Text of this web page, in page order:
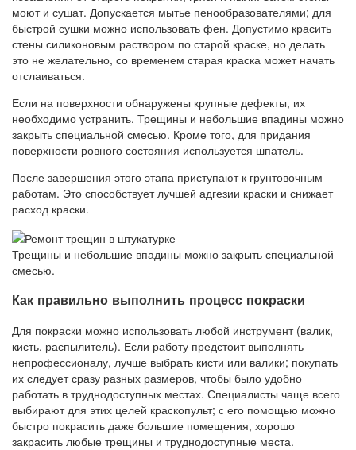
моют и сушат. Допускается мытье пенообразователями; для
быстрой сушки можно использовать фен. Допустимо красить
стены силиконовым раствором по старой краске, но делать
это не желательно, со временем старая краска может начать
отслаиваться.
Если на поверхности обнаружены крупные дефекты, их
необходимо устранить. Трещины и небольшие впадины можно
закрыть специальной смесью. Кроме того, для придания
поверхности ровного состояния используется шпатель.
После завершения этого этапа приступают к грунтовочным
работам. Это способствует лучшей адгезии краски и снижает
расход краски.
Трещины и небольшие впадины можно закрыть специальной
смесью.
Как правильно выполнить процесс покраски
Для покраски можно использовать любой инструмент (валик,
кисть, распылитель). Если работу предстоит выполнять
непрофессионалу, лучше выбрать кисти или валики; покупать
их следует сразу разных размеров, чтобы было удобно
работать в труднодоступных местах. Специалисты чаще всего
выбирают для этих целей краскопульт; с его помощью можно
быстро покрасить даже большие помещения, хорошо
закрасить любые трещины и труднодоступные места.